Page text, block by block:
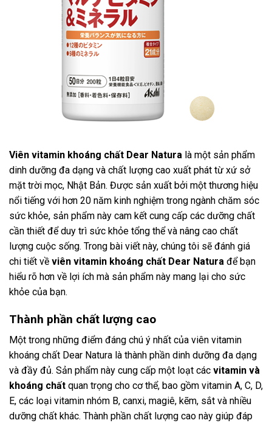
Viên vitamin khoáng chất Dear Natura là một sản phẩm
dinh dưỡng đa dạng và chất lượng cao xuất phát từ xứ sở
mặt trời mọc, Nhật Bản. Được sản xuất bởi một thương hiệu
nổi tiếng với hơn 20 năm kinh nghiệm trong ngành chăm sóc
sức khỏe, sản phẩm này cam kết cung cấp các dưỡng chất
cần thiết để duy trì sức khỏe tổng thể và nâng cao chất
lượng cuộc sống. Trong bài viết này, chúng tôi sẽ đánh giá
chi tiết về viên vitamin khoáng chất Dear Natura để bạn
hiểu rõ hơn về lợi ích mà sản phẩm này mang lại cho sức
khỏe của bạn.
Thành phần chất lượng cao
Một trong những điểm đáng chú ý nhất của viên vitamin
khoáng chất Dear Natura là thành phần dinh dưỡng đa dạng
và đầy đủ. Sản phẩm này cung cấp một loạt các vitamin và
khoáng chất quan trọng cho cơ thể, bao gồm vitamin A, C, D,
E, các loại vitamin nhóm B, canxi, magiê, kẽm, sắt và nhiều
dưỡng chất khác. Thành phần chất lượng cao này giúp đáp